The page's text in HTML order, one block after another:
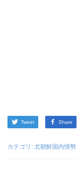
Tweet Share
カテゴリ: 北朝鮮国内情勢